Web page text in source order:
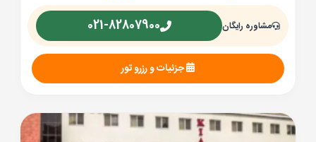
مشاوره رایگان 021-82807900
جزئیات و رزرو تور